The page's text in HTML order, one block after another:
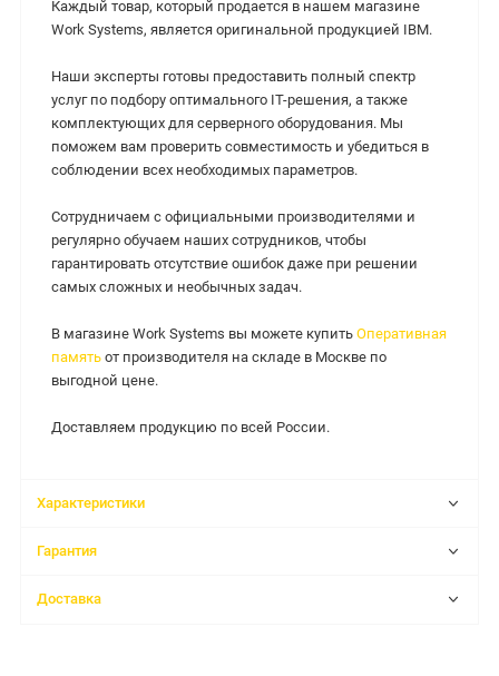
Каждый товар, который продается в нашем магазине
Work Systems, является оригинальной продукцией IBM.
Наши эксперты готовы предоставить полный спектр
услуг по подбору оптимального IT-решения, а также
комплектующих для серверного оборудования. Мы
поможем вам проверить совместимость и убедиться в
соблюдении всех необходимых параметров.
Сотрудничаем с официальными производителями и
регулярно обучаем наших сотрудников, чтобы
гарантировать отсутствие ошибок даже при решении
самых сложных и необычных задач.
В магазине Work Systems вы можете купить Оперативная
память от производителя на складе в Москве по
выгодной цене.
Доставляем продукцию по всей России.
Характеристики
Гарантия
Доставка